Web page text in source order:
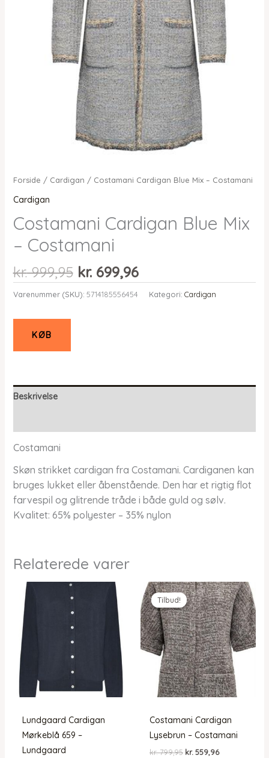
Forside / Cardigan / Costamani Cardigan Blue Mix – Costamani
Cardigan
Costamani Cardigan Blue Mix
– Costamani
kr.999,95 Den
oprindelige
pris
kr.699,96Den
aktuelle
pris
Varenummer (SKU): 5714185556454 Kategori: Cardigan
KØB
Beskrivelse
Costamani
Skøn strikket cardigan fra Costamani. Cardiganen kan
bruges lukket eller åbenstående. Den har et rigtig flot
farvespil og glitrende tråde i både guld og sølv.
Kvalitet: 65% polyester – 35% nylon
Relaterede varer
Lundgaard Cardigan
Mørkeblå 659 –
Lundgaard
Tilbud!
Tilbud!
Costamani Cardigan
Lysebrun – Costamani
kr.799,95 Den
kr. 559,96Den